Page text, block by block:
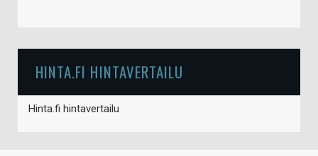
HINTA.FI HINTAVERTAILU
Hinta.fi hintavertailu